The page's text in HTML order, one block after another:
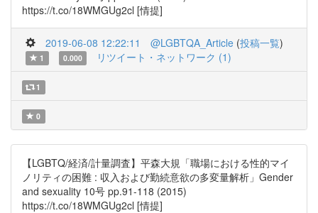
https://t.co/18WMGUg2cl [情提]
2019-06-08 12:22:11 @LGBTQA_Article (投稿一覧)
1 0.000 リツイート・ネットワーク (1)
1
0
【LGBTQ/経済/計量調査】平森大規「職場における性的マイ
ノリティの困難 : 収入および勤続意欲の多変量解析」Gender
and sexuality 10号 pp.91-118 (2015)
https://t.co/18WMGUg2cl [情提]